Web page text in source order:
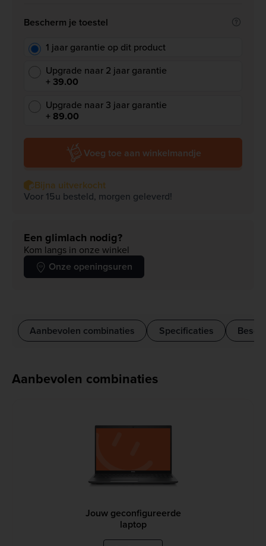
Bescherm je toestel
1 jaar garantie op dit product
Upgrade naar 2 jaar garantie
+ 39.00
Upgrade naar 3 jaar garantie
+ 89.00
Voeg toe aan winkelmandje
Bijna uitverkocht
Voor 15u besteld, morgen geleverd!
Een glimlach nodig?
Kom langs in onze winkel
Onze openingsuren
Aanbevolen combinaties Specificaties
Aanbevolen combinaties
Jouw geconfigureerde
laptop